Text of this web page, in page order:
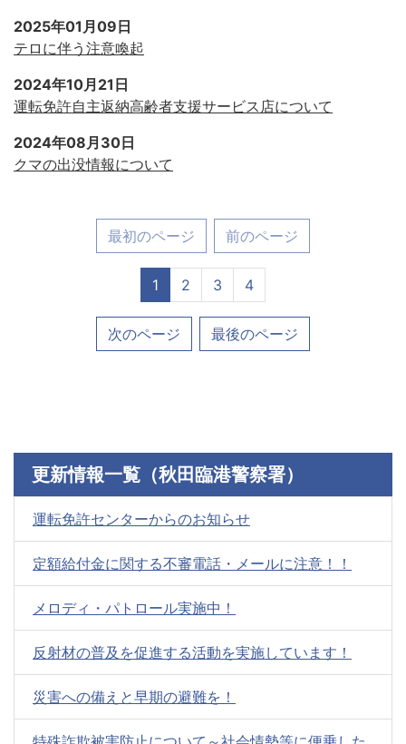
2025年01月09日
テロに伴う注意喚起
2024年10月21日
運転免許自主返納高齢者支援サービス店について
2024年08月30日
クマの出没情報について
最初のページ 前のページ
1 2 3 4
次のページ 最後のページ
更新情報一覧（秋田臨港警察署）
運転免許センターからのお知らせ
定額給付金に関する不審電話・メールに注意！！
メロディ・パトロール実施中！
反射材の普及を促進する活動を実施しています！
災害への備えと早期の避難を！